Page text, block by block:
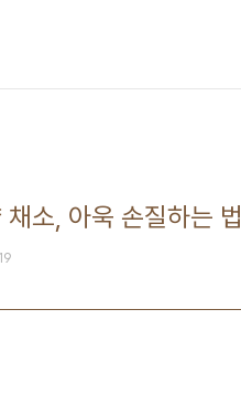
소, 아욱 손질하는 법